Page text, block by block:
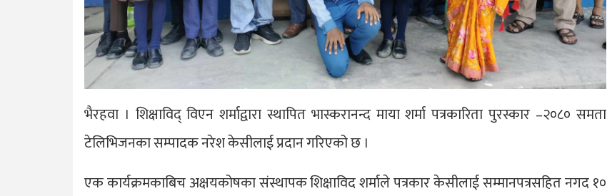
भैरहवा । शिक्षाविद् विएन शर्माद्वारा स्थापित भास्करानन्द माया शर्मा पत्रकारिता पुरस्कार –२०८० समता
टेलिभिजनका सम्पादक नरेश केसीलाई प्रदान गरिएको छ ।
एक कार्यक्रमकाबिच अक्षयकोषका संस्थापक शिक्षाविद शर्माले पत्रकार केसीलाई सम्मानपत्रसहित नगद १०